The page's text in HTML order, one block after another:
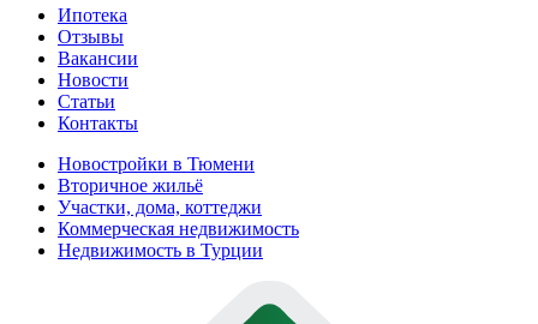
Ипотека
Отзывы
Вакансии
Новости
Статьи
Контакты
Новостройки в Тюмени
Вторичное жильё
Участки, дома, коттеджи
Коммерческая недвижимость
Недвижимость в Турции